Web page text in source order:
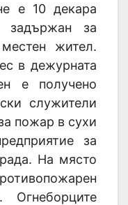
е 10 декара
задържан за
жител.
в дежурната
е получено
служители
пожар в сухи
за
На място